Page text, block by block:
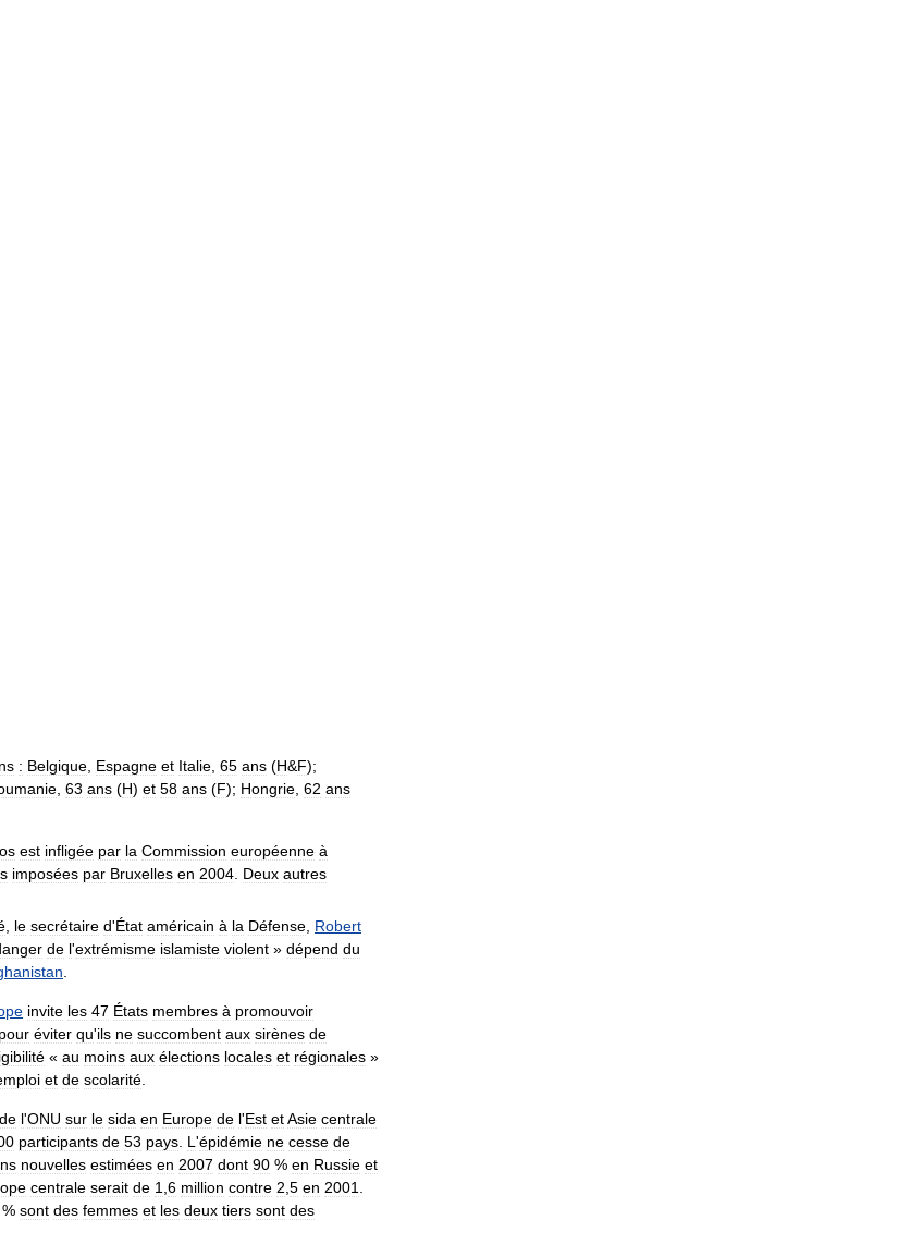
: Belgique Espagne et Italie 65 ans (H&F);
63 ans (H) et 58 ans (F); Hongrie 62 ans
est infligée par la Commission européenne à
imposées par Bruxelles en 2004 Deux autres
le secrétaire d'État américain à la Défense Robert
de l'extrémisme islamiste violent » dépend du
invite les 47 États membres à promouvoir
pour éviter qu'ils ne succombent aux sirènes de
« au moins aux élections locales et régionales »
et de scolarité
de l'ONU sur le sida en Europe de l'Est etAsie centrale
participants de 53 pays L 'épidémie ne cesse de
nouvelles estimées en 2007 dont 90 % en Russie et
centrale serait de 1 6 million contre 2 5 en 2001
% sont des femmes et les deux tiers sont des